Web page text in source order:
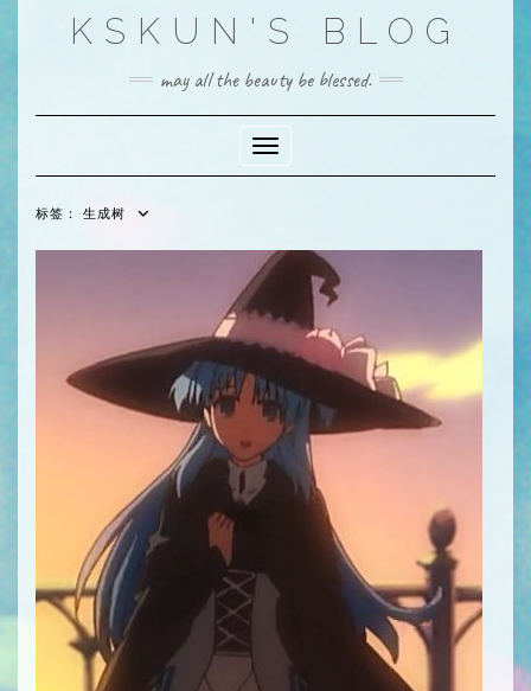
KSKUN'S BLOG
may all the beauty be blessed.
Toggle Navigation
标签： 生成树